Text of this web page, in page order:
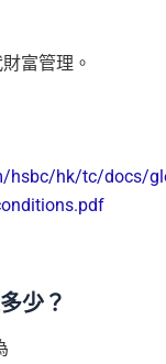
富管理。
hsbc/hk/tc/docs/
少？